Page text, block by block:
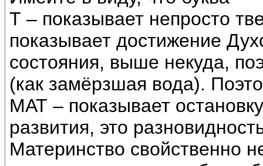
Т – показывает непросто
показывает достижение
состояния, выше некуда,
(как замёрзшая вода).
МАТ – показывает
развития, это
Материнство свойственно